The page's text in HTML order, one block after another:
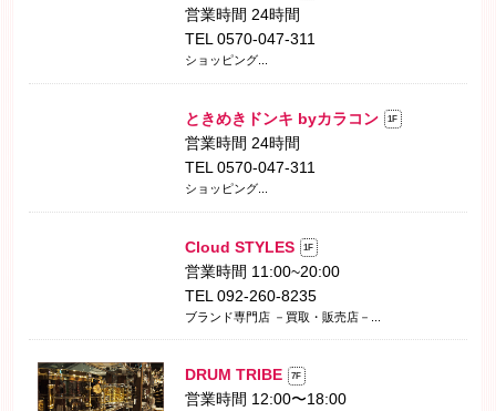
営業時間 24時間
TEL 0570-047-311
ショッピング...
ときめきドンキ byカラコン 1F
営業時間 24時間
TEL 0570-047-311
ショッピング...
Cloud STYLES 1F
営業時間 11:00~20:00
TEL 092-260-8235
ブランド専門店 －買取・販売店－...
DRUM TRIBE 7F
営業時間 12:00〜18:00